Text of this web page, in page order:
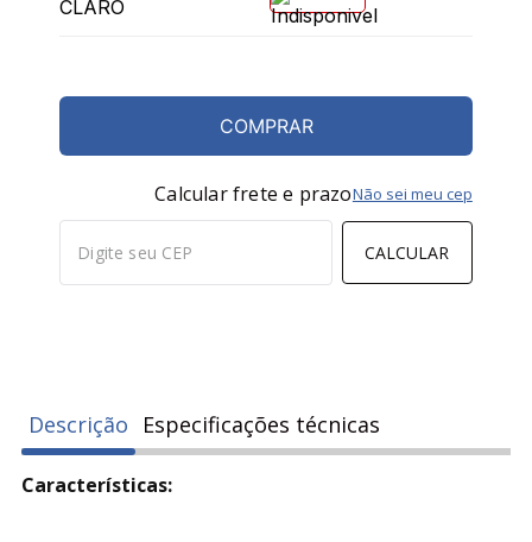
COMPRAR
Calcular frete e prazo
CALCULAR
Não sei meu cep
Descrição Especificações técnicas
Características: